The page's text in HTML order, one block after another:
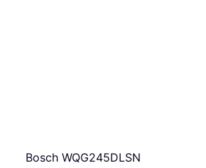
Bosch WQG245DLSN